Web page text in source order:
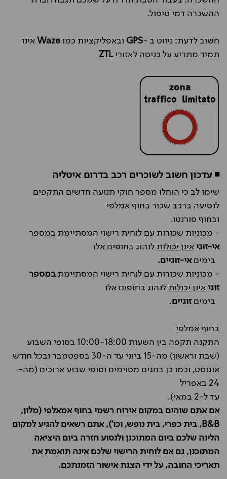
ההשכרה דמי טיפול.
חשוב לדעת: ניווט ב -GPS ובאפליקציות כמו Waze אינו
תמיד מתריע על כניסה לאזורי ZTL
◾ עדכון חשוב לשוכרים רכב בדרום איטליה
שימו לב כי הוחלו מספר חוקי תנועה חדשים התקפים
לנסיעה ברכב שכור בחוף אמלפי
ובחוף סורנטו.
- מכוניות שכורות עם לוחית רישוי המסתיימת במספר
אי-זוגי אינן יכולות לנהוג בחופים אלו
בימיםאי-זוגיים.
- מכוניות שכורות עם לוחית רישוי המסתיימת במספר
זוגי אינן יכולות לנהוג בחופים אלו
בימיםזוגיים.
בחוף אמלפי
התקנה תקפה בין השעות 10:00-18:00 בסופי השבוע
(שבת וראשון) מה-15 ביוני עד ה-30 בספטמבר ובכל חודש
אוגוסט, וכמו כן בחגים מסוימים וסופי שבוע ארוכים (מה-
24 באפריל
עד ל-2 במאי).
אם אתם שוהים במקום אירוח רשמי בחוף אמאלפי (מלון,
B&B, בית כפרי, בית נופש, וכו'), אתם רשאים להגיע למקום
הלינה שלכם ביום המתוכנן ולנסוע חזרה ביום היציאה
המתוכנן, גם אם לוחית הרישוי שלכם אינה תואמת את
תאריכי החובה, על ידי הצגת אישור הזמנתכם.